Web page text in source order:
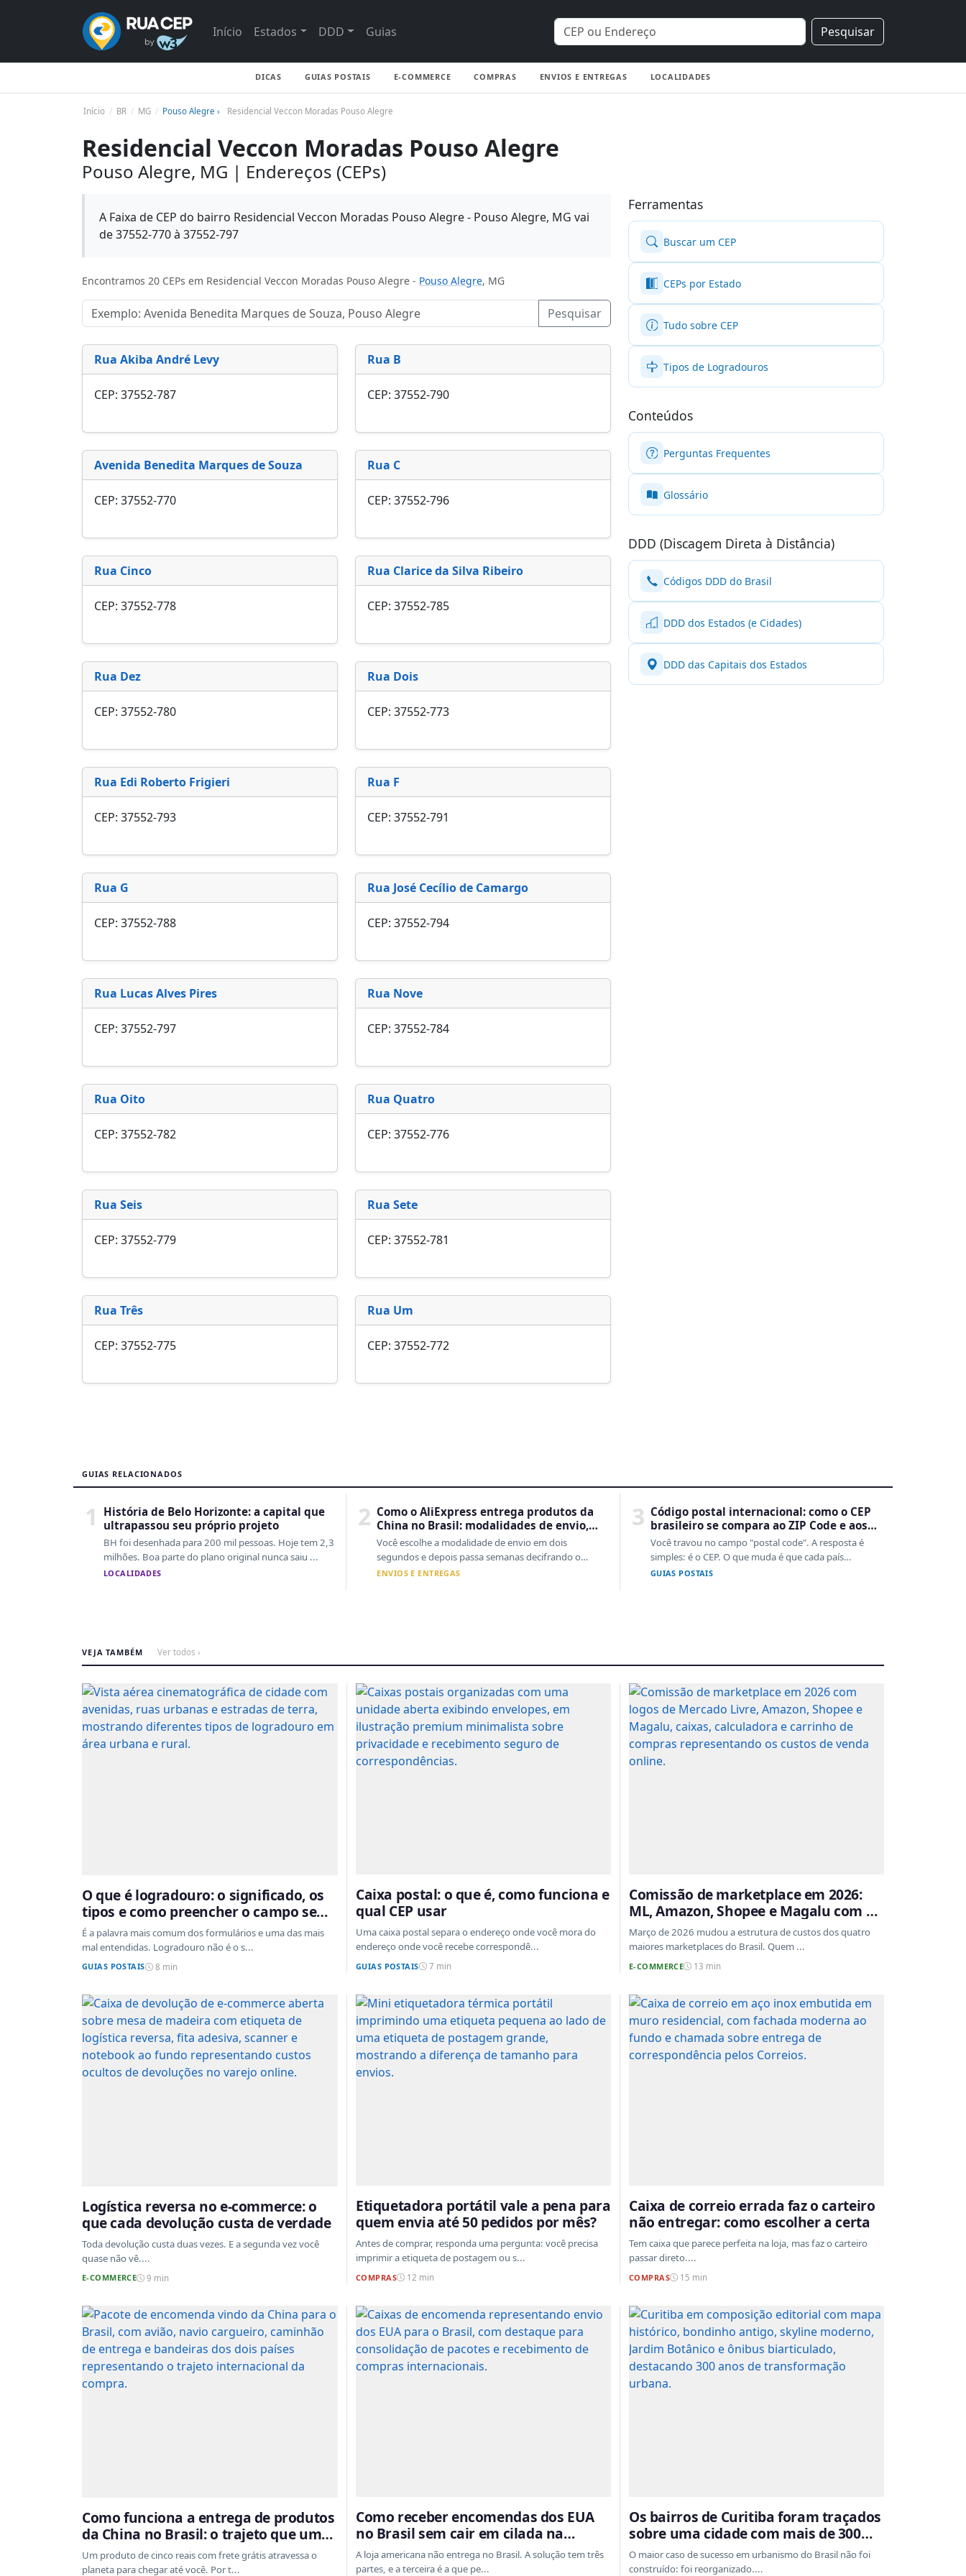
Início Estados DDD Guias Pesquisar
DICAS GUIAS POSTAIS E-COMMERCE COMPRAS ENVIOS E ENTREGAS LOCALIDADES
Início BR MG Pouso Alegre › Residencial Veccon Moradas Pouso Alegre
Residencial Veccon Moradas Pouso Alegre
Pouso Alegre, MG | Endereços (CEPs)
A Faixa de CEP do bairro Residencial Veccon Moradas Pouso Alegre - Pouso Alegre, MG vai
de 37552-770 à 37552-797
Encontramos 20 CEPs em Residencial Veccon Moradas Pouso Alegre - Pouso Alegre, MG
Pesquisar
Rua Akiba André Levy
CEP: 37552-787
Rua B
CEP: 37552-790
Avenida Benedita Marques de Souza
CEP: 37552-770
Rua C
CEP: 37552-796
Rua Cinco
CEP: 37552-778
Rua Clarice da Silva Ribeiro
CEP: 37552-785
Rua Dez
CEP: 37552-780
Rua Dois
CEP: 37552-773
Rua Edi Roberto Frigieri
CEP: 37552-793
Rua F
CEP: 37552-791
Rua G
CEP: 37552-788
Rua José Cecílio de Camargo
CEP: 37552-794
Rua Lucas Alves Pires
CEP: 37552-797
Rua Nove
CEP: 37552-784
Rua Oito
CEP: 37552-782
Rua Quatro
CEP: 37552-776
Rua Seis
CEP: 37552-779
Rua Sete
CEP: 37552-781
Rua Três
CEP: 37552-775
Rua Um
CEP: 37552-772
Ferramentas
Buscar um CEP
CEPs por Estado
Tudo sobre CEP
Tipos de Logradouros
Conteúdos
Perguntas Frequentes
Glossário
DDD (Discagem Direta à Distância)
Códigos DDD do Brasil
DDD dos Estados (e Cidades)
DDD das Capitais dos Estados
GUIAS RELACIONADOS
1
História de Belo Horizonte: a capital que
ultrapassou seu próprio projeto
BH foi desenhada para 200 mil pessoas. Hoje tem 2,3
milhões. Boa parte do plano original nunca saiu ...
LOCALIDADES
2 Como o AliExpress entrega produtos da
China no Brasil: modalidades de envio,
prazos reais e o que a Cainiao tem a ver
com isso
Você escolhe a modalidade de envio em dois
segundos e depois passa semanas decifrando o
rastreio. En...
ENVIOS E ENTREGAS
3 Código postal internacional: como o CEP
brasileiro se compara ao ZIP Code e aos
sistemas de outros países
Você travou no campo "postal code". A resposta é
simples: é o CEP. O que muda é que cada país
format...
GUIAS POSTAIS
VEJA TAMBÉM Ver todos ›
O que é logradouro: o significado, os
tipos e como preencher o campo sem
errar
É a palavra mais comum dos formulários e uma das mais
mal entendidas. Logradouro não é o s...
GUIAS POSTAIS 8 min
Caixa postal: o que é, como funciona e
qual CEP usar
Uma caixa postal separa o endereço onde você mora do
endereço onde você recebe correspondê...
GUIAS POSTAIS 7 min
Comissão de marketplace em 2026:
ML, Amazon, Shopee e Magalu com as
taxas atualizadas
Março de 2026 mudou a estrutura de custos dos quatro
maiores marketplaces do Brasil. Quem ...
E-COMMERCE 13 min
Logística reversa no e-commerce: o
que cada devolução custa de verdade
Toda devolução custa duas vezes. E a segunda vez você
quase não vê....
E-COMMERCE 9 min
Etiquetadora portátil vale a pena para
quem envia até 50 pedidos por mês?
Antes de comprar, responda uma pergunta: você precisa
imprimir a etiqueta de postagem ou s...
COMPRAS 12 min
Caixa de correio errada faz o carteiro
não entregar: como escolher a certa
Tem caixa que parece perfeita na loja, mas faz o carteiro
passar direto....
COMPRAS 15 min
Como funciona a entrega de produtos
da China no Brasil: o trajeto que um
pacote faz do outro lado do mundo
até a sua casa
Um produto de cinco reais com frete grátis atravessa o
planeta para chegar até você. Por t...
Como receber encomendas dos EUA
no Brasil sem cair em cilada na
alfândega
A loja americana não entrega no Brasil. A solução tem três
partes, e a terceira é a que pe...
Os bairros de Curitiba foram traçados
sobre uma cidade com mais de 300
anos de ocupação desordenada
O maior caso de sucesso em urbanismo do Brasil não foi
construído: foi reorganizado....